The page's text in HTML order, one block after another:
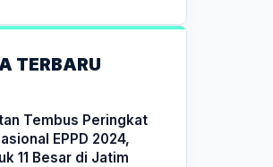
TERBARU
Tembus Peringkat
EPPD 2024,
11 Besar di Jatim